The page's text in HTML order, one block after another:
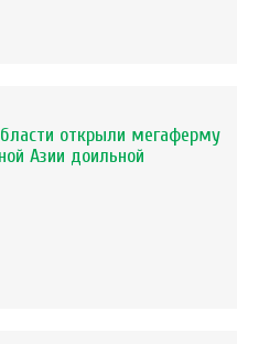
открыли мегаферму
Азии доильной